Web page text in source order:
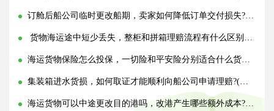
订舱后船公司临时更改船期，卖家如何降低订单交付损失?(国际海运干货知识分享)
货物海运途中短少丢失，整柜和拼箱理赔流程有什么区别?(国际海运干货知识分享)
海运货物保险怎么投保，一切险和平安险分别适合什么货物?(国际海运干货知识分享)
集装箱进水货损，如何取证才能顺利向船公司申请理赔?(国际海运干货知识分享)
海运货物可以中途更改目的港吗，改港产生哪些额外成本?(国际海运干货知识分享)